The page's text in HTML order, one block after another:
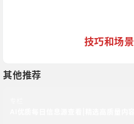
技巧和场景
其他推荐